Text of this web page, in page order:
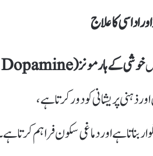
خوشی کے ہارمونز (Serotonin & Dopamine)
ذہنی پریشانی کو دور کرتا ہے،
بناتا ہے اور دماغی سکون فراہم کرتا